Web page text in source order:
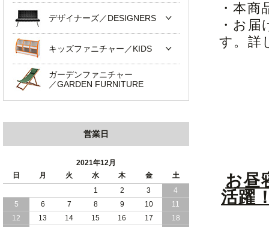
・本
・お
す。詳
お昼
活躍
デザイナーズ／DESIGNERS
キッズファニチャー／KIDS
ガーデンファニチャー
／GARDEN FURNITURE
営業日
2021年12月
日
月 火 水 木 金
土
1
2 3
4
5
6 7 8 9 10
11
12
13 14 15 16 17
18